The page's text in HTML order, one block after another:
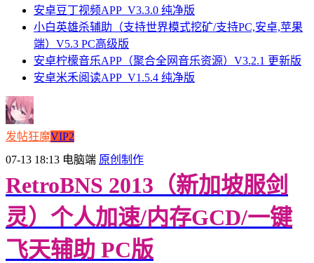
安卓豆丁视频APP_V3.3.0 纯净版
小白英雄杀辅助（支持世界模式挖矿/支持PC,安卓,苹果
端）V5.3 PC高级版
安卓柠檬音乐APP（聚合全网音乐资源）V3.2.1 更新版
安卓米禾阅读APP_V1.5.4 纯净版
发帖狂魔VIP2
07-13 18:13 电脑端 原创制作
RetroBNS 2013（新加坡服剑
灵）个人加速/内存GCD/一键
飞天辅助 PC版